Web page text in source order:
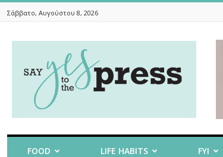
Σάββατο, Αυγούστου 8, 2026
To
The
FOOD LIFE HABITS FYI